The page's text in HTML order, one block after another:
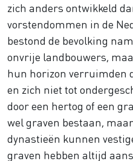
zich anders ontwikkeld
vorstendommen in de
bestond de bevolking
onvrije landbouwers,
hun horizon verruimden
en zich niet tot
door een hertog of een
wel graven bestaan,
dynastieën kunnen
graven hebben altijd